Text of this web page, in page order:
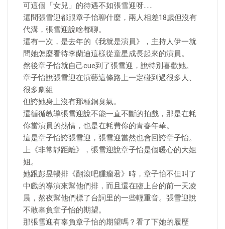
可這個「女兒」的待遇不如張雪迎呀……
還問張雪迎都跟章子怡聊什麼，兩人相差18歲但沒有
代溝，張雪迎說啥都聊。
還有一次，是去年的《我就是演員》，主持人伊一就
問她怎麼看待李蘭迪這樣從童星成長起來的演員。
然後章子怡就自己cue到了張雪迎，說特別喜歡她。
章子怡說張雪迎在演藝這條路上一定碰到過很多人、
很多劇組
但誇她身上沒有那種銅臭氣。
還循循教導張雪迎說不能一直不斷的拍戲，那是在耗
你當演員的熱情，也是在耗費你的青春年華。
這是章子怡誇張雪迎，張雪迎當然也會回誇章子怡。
上《非常靜距離》，張雪迎說章子怡是個暖心的大姐
姐。
她跟彭昱暢排《翻滾吧腫瘤君》時，章子怡不但叫了
中戲的導演來幫他們排，而且還在臨上台的前一天凌
晨，熬夜幫他們標了台詞里的一些輕重音。張雪迎說
不敢辜負章子怡的期望。
那張雪迎有辜負章子怡的期望嗎？看了下她的履歷